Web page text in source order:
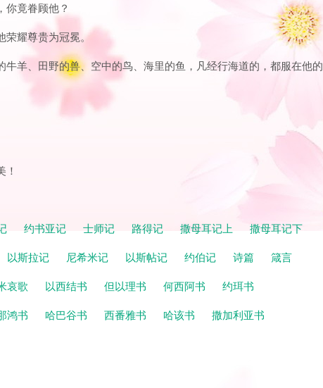
你竟眷顾他？
荣耀尊贵为冠冕。
羊、田野的兽、空中的鸟、海里的鱼，凡经行海道的，都服在他的
约书亚记 士师记 路得记 撒母耳记上
撒母耳记下
以斯拉记 尼希米记 以斯帖记 约伯记 诗篇
箴言
哀歌 以西结书 但以理书 何西阿书
约珥书
鸿书 哈巴谷书 西番雅书 哈该书
撒加利亚书